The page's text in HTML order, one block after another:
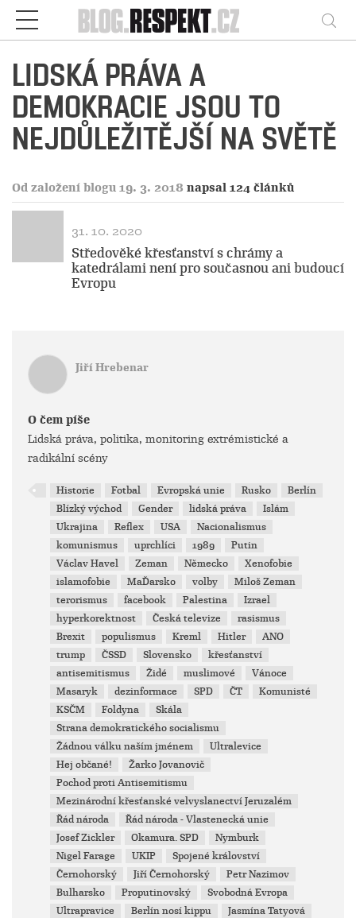
Respekt
LIDSKÁ PRÁVA A
DEMOKRACIE JSOU TO
NEJDŮLEŽITĚJŠÍ NA SVĚTĚ
Od založení blogu 19. 3. 2018 napsal 124 článků
31. 10. 2020
Středověké křesťanství s chrámy a
katedrálami není pro současnou ani budoucí
Evropu
Jiří Hrebenar
O čem píše
Lidská práva, politika, monitoring extrémistické a
radikální scény
Historie Fotbal Evropská unie Rusko
Berlín
Blízký východ
Gender lidská práva
Islám
Ukrajina
Reflex USA
Nacionalismus
komunismus
uprchlíci 1989
Putin
Václav Havel
Zeman Německo
Xenofobie
islamofobie
MaĎarsko volby
Miloš Zeman
terorismus
facebook Palestina
Izrael
hyperkorektnost
Česká televize
rasismus
Brexit
populismus Kreml Hitler
ANO
trump
ČSSD Slovensko
křesťanství
antisemitismus
Židé muslimové
Vánoce
Masaryk
dezinformace SPD ČT
Komunisté
KSČM
Foldyna
Skála
Strana demokratického socialismu
Žádnou válku naším jménem
Ultralevice
Hej občané!
Žarko Jovanovič
Pochod proti Antisemitismu
Mezinárodní křesťanské velvyslanectví Jeruzalém
Řád národa
Řád národa - Vlastenecká unie
Josef Zickler
Okamura. SPD
Nymburk
Nigel Farage
UKIP
Spojené království
Černohorský
Jiří Černohorský
Petr Nazimov
Bulharsko
Proputinovský
Svobodná Evropa
Ultrapravice
Berlín nosí kippu
Jasmína Tatyová